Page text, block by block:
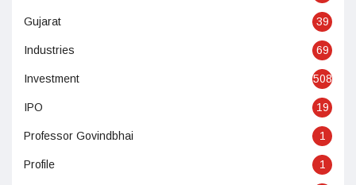
Gujarat 39
Industries 69
Investment 508
IPO 19
Professor Govindbhai 1
Profile 1